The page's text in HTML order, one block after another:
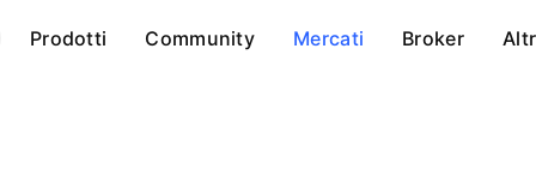
Prodotti Community Mercati Broker